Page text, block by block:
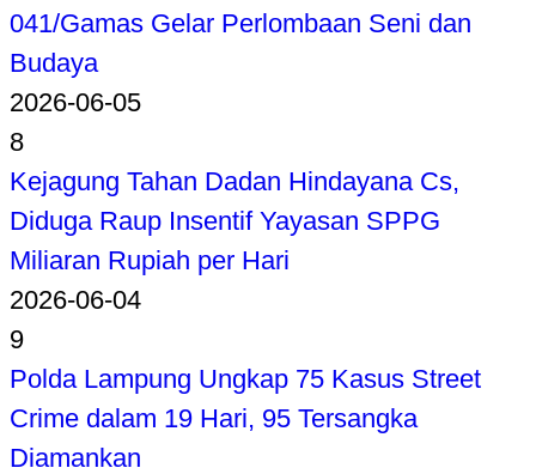
041/Gamas Gelar Perlombaan Seni dan
Budaya
2026-06-05
8
Kejagung Tahan Dadan Hindayana Cs,
Diduga Raup Insentif Yayasan SPPG
Miliaran Rupiah per Hari
2026-06-04
9
Polda Lampung Ungkap 75 Kasus Street
Crime dalam 19 Hari, 95 Tersangka
Diamankan